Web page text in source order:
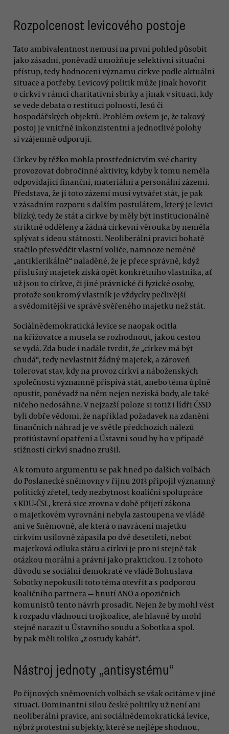
Rozpolcenost levicového postoje
Tato ambivalentnost nemusí na první pohled působit
jako zásadní, poněvadž umožňuje selektivní situační
přístup, tedy hodnocení významu církve podle aktuální
situace a potřeby. Levicový politik může jinak hovořit
o církvi v rámci charitativní sbírky a jinak v situaci, kdy
se vede debata o restituci polností, lesů či
hospodářských objektů. Problém ovšem je, že takový
postoj je vnitřně inkonzistentní a jednotlivé polohy
si vzájemně odporují.
Církev by těžko mohla prostřednictvím své charity
provozovat dobročinné aktivity, kdyby k tomu neměla
odpovídající finanční, materiální a personální zázemí.
Představa, že jí toto zázemí musí vytvářet stát, je pak
v zásadním rozporu s dalším postulátem, který je levici
blízký, tedy že stát a církve by měly být institucionálně
striktně odděleny a žádná církevní věrouka by neměla
splývat s ideou státnosti. Neoliberální pravici bohatě
stačilo přesvědčit vlastní voliče, namnoze neméně
„antiklerikálně“ naladěné, že je přece správně, když
příslušný majetek získá opět konkrétního vlastníka, ať
už jsou to církve, či jiné právnické či fyzické osoby,
protože soukromý vlastník je vždycky pečlivější
a svědomitější ve správě svěřeného majetku než stát.
Sociálnědemokratická levice se naopak ocitla
na křižovatce a musela se rozhodnout, jakou cestou
se vydá. Zda bude i nadále tvrdit, že „církev má být
chudá“, tedy nevlastnit žádný majetek, a zároveň
tolerovat stav, kdy na provoz církví a náboženských
společností významně přispívá stát, anebo téma úplně
opustit, poněvadž na něm nejen nezíská body, ale také
ničeho nedosáhne. V nejzazší poloze si totiž i lídři ČSSD
byli dobře vědomi, že například požadavek na zdanění
finančních náhrad je ve světle předchozích nálezů
protiústavní opatření a Ústavní soud by ho v případě
stížností církví snadno zrušil.
A k tomuto argumentu se pak hned po dalších volbách
do Poslanecké sněmovny v říjnu 2013 připojil významný
politický zřetel, tedy nezbytnost koaliční spolupráce
s KDU-ČSL, která sice zrovna v době přijetí zákona
o majetkovém vyrovnání nebyla zastoupena ve vládě
ani ve Sněmovně, ale která o navrácení majetku
církvím usilovně zápasila po dvě desetiletí, neboť
majetková odluka státu a církví je pro ni stejně tak
otázkou morální a právní jako praktickou. I z tohoto
důvodu se sociální demokraté ve vládě Bohuslava
Sobotky nepokusili toto téma otevřít a s podporou
koaličního partnera — hnutí ANO a opozičních
komunistů tento návrh prosadit. Nejen že by mohl vést
k rozpadu vládnoucí trojkoalice, ale hlavně by mohl
stejně narazit u Ústavního soudu a Sobotka a spol.
by pak měli toliko „z ostudy kabát“.
Nástroj jednoty „antisystému“
Po říjnových sněmovních volbách se však ocitáme v jiné
situaci. Dominantní silou české politiky už není ani
neoliberální pravice, ani sociálnědemokratická levice,
nýbrž protestní subjekty, které se nejlépe shodnou,